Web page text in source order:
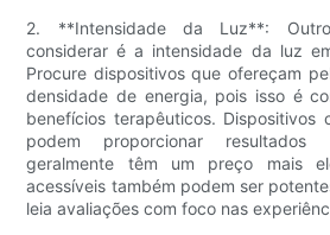
2. **Intensidade da Luz**:
considerar é a intensidade da luz
Procure dispositivos que ofereçam
densidade de energia, pois isso é
benefícios terapêuticos. Dispositivos
podem proporcionar
geralmente têm um preço mais
acessíveis também podem ser
leia avaliações com foco nas